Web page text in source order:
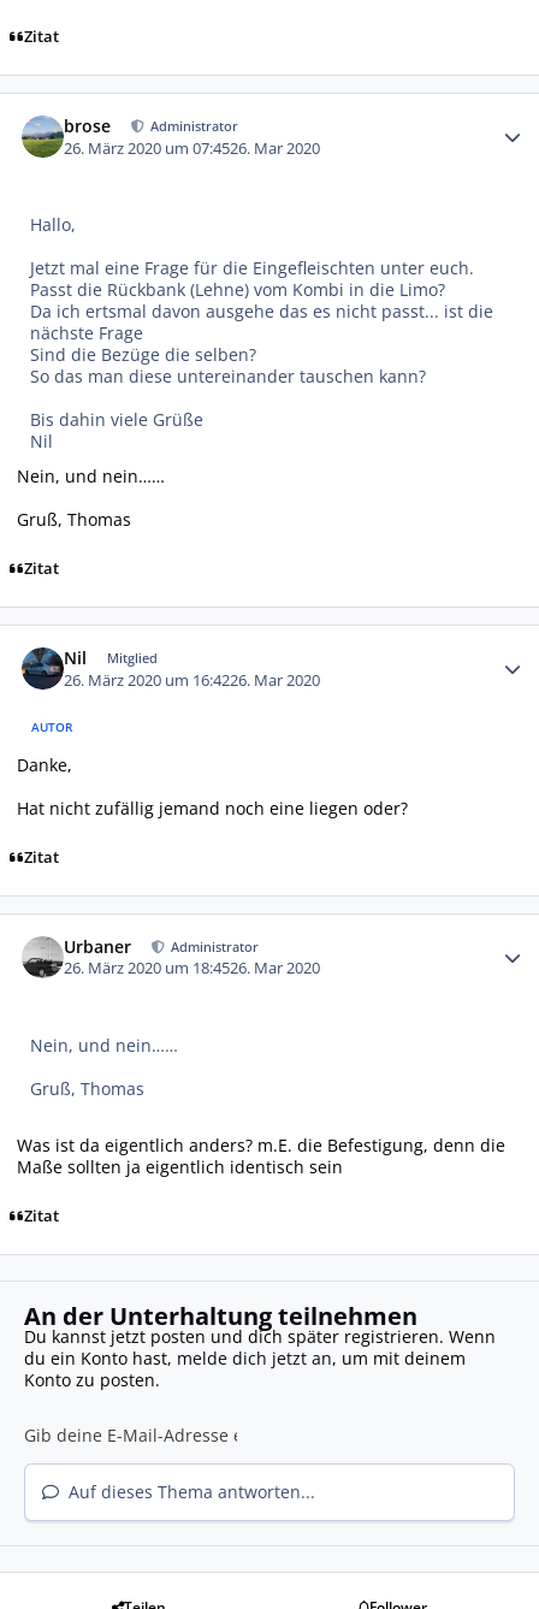
Zitat
brose Administrator
26. März 2020 um 07:4526. Mar 2020
Hallo,
Jetzt mal eine Frage für die Eingefleischten unter euch.
Passt die Rückbank (Lehne) vom Kombi in die Limo?
Da ich ertsmal davon ausgehe das es nicht passt... ist die
nächste Frage
Sind die Bezüge die selben?
So das man diese untereinander tauschen kann?
Bis dahin viele Grüße
Nil
Nein, und nein……
Gruß, Thomas
Zitat
Nil Mitglied
26. März 2020 um 16:4226. Mar 2020
AUTOR
Danke,
Hat nicht zufällig jemand noch eine liegen oder?
Zitat
Urbaner Administrator
26. März 2020 um 18:4526. Mar 2020
Nein, und nein……
Gruß, Thomas
Was ist da eigentlich anders? m.E. die Befestigung, denn die
Maße sollten ja eigentlich identisch sein
Zitat
An der Unterhaltung teilnehmen
Du kannst jetzt posten und dich später registrieren. Wenn
du ein Konto hast, melde dich jetzt an, um mit deinem
Konto zu posten.
Auf dieses Thema antworten...